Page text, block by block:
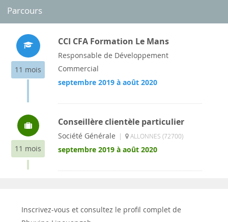
Parcours
11 mois
CCI CFA Formation Le Mans
Responsable de Développement
Commercial
septembre 2019 à août 2020
11 mois
Conseillère clientèle particulier
Société Générale | ALLONNES (72700)
septembre 2019 à août 2020
Inscrivez-vous et consultez le profil complet de